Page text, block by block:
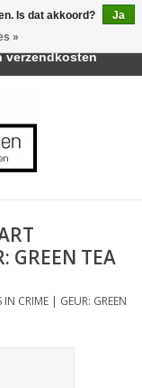
GREEN TEA
IN CRIME | GEUR: GREEN
Is dat akkoord?
Ja
»
| Belvederelaan
verzendkosten